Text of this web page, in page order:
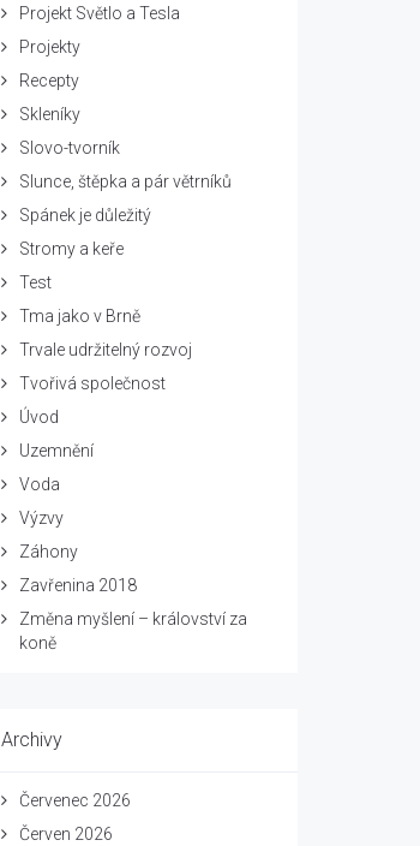
Projekt Světlo a Tesla
Projekty
Recepty
Skleníky
Slovo-tvorník
Slunce, štěpka a pár větrníků
Spánek je důležitý
Stromy a keře
Test
Tma jako v Brně
Trvale udržitelný rozvoj
Tvořivá společnost
Úvod
Uzemnění
Voda
Výzvy
Záhony
Zavřenina 2018
Změna myšlení – království za
koně
Archivy
Červenec 2026
Červen 2026